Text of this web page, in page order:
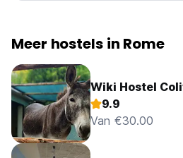
Meer hostels in Rome
Wiki Hostel
9.9
Van €30.00